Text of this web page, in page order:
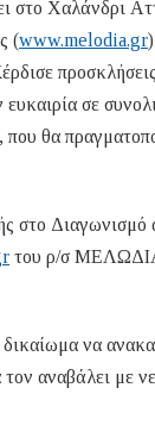
στο Χαλάνδρι
(www.melodia.gr
σε
θα
στο Διαγωνισμό
του ρ/σ
να
τον αναβάλει με